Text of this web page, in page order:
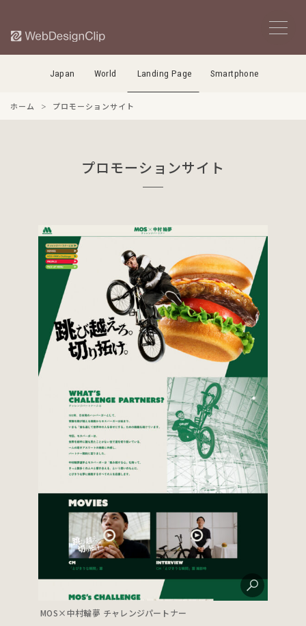
Japan World Landing Page Smartphone
ホーム プロモーションサイト
プロモーションサイト
MOS×中村輪夢 チャレンジパートナー